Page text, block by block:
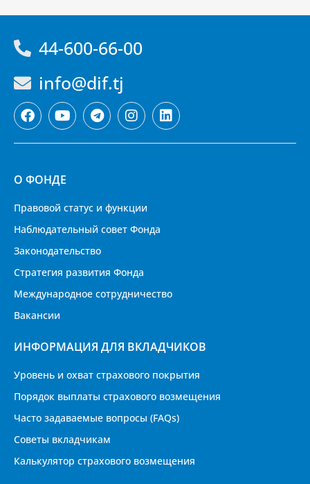
44-600-66-00
info@dif.tj
О ФОНДЕ
Правовой статус и функции
Наблюдательный совет Фонда
Законодательство
Стратегия развития Фонда
Международное сотрудничество
Вакансии
ИНФОРМАЦИЯ ДЛЯ ВКЛАДЧИКОВ
Уровень и охват страхового покрытия
Порядок выплаты страхового возмещения
Часто задаваемые вопросы (FAQs)
Советы вкладчикам
Калькулятор страхового возмещения